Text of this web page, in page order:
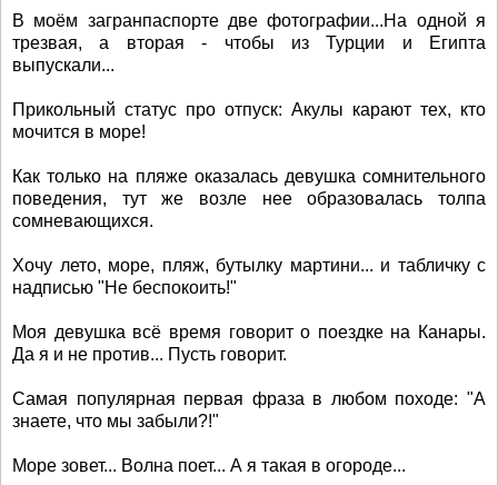
В моём загранпаспорте две фотографии...На одной я
трезвая, а вторая - чтобы из Турции и Египта
выпускали...
Прикольный статус про отпуск: Акулы карают тех, кто
мочится в море!
Как только на пляже оказалась девушка сомнительного
поведения, тут же возле нее образовалась толпа
сомневающихся.
Хочу лето, море, пляж, бутылку мартини... и табличку с
надписью "Не беспокоить!"
Моя девушка всё время говорит о поездке на Канары.
Да я и не против... Пусть говорит.
Самая популярная первая фраза в любом походе: "А
знаете, что мы забыли?!"
Море зовет... Волна поет... А я такая в огороде...